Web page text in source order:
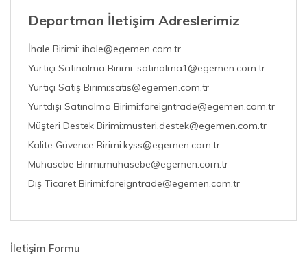
Departman İletişim Adreslerimiz
İhale Birimi: ihale@egemen.com.tr
Yurtiçi Satınalma Birimi: satinalma1@egemen.com.tr
Yurtiçi Satış Birimi:satis@egemen.com.tr
Yurtdışı Satınalma Birimi:foreigntrade@egemen.com.tr
Müşteri Destek Birimi:musteri.destek@egemen.com.tr
Kalite Güvence Birimi:kyss@egemen.com.tr
Muhasebe Birimi:muhasebe@egemen.com.tr
Dış Ticaret Birimi:foreigntrade@egemen.com.tr
İletişim Formu